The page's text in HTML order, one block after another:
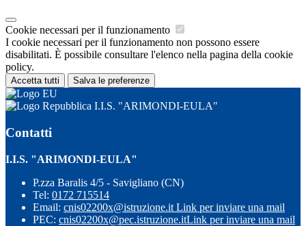
Cookie necessari per il funzionamento
I cookie necessari per il funzionamento non possono essere
disabilitati. È possibile consultare l'elenco nella pagina della cookie
policy.
Accetta tutti Salva le preferenze
I.I.S. "ARIMONDI-EULA"
Contatti
I.I.S. "ARIMONDI-EULA"
P.zza Baralis 4/5 - Savigliano (CN)
Tel: 0172 715514
Email: cnis02200x@istruzione.it Link per inviare una mail
PEC: cnis02200x@pec.istruzione.itLink per inviare una mail